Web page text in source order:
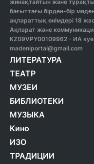
жинақтайтын және
бағыттағы бірден-бір
ақпараттық өнімдері 18
Ақпарат және
KZ09VPY00109962 - ИА
madeniportal@gmail.com
ЛИТЕРАТУРА
ТЕАТР
МУЗЕИ
БИБЛИОТЕКИ
МУЗЫКА
Кино
ИЗО
ТРАДИЦИИ